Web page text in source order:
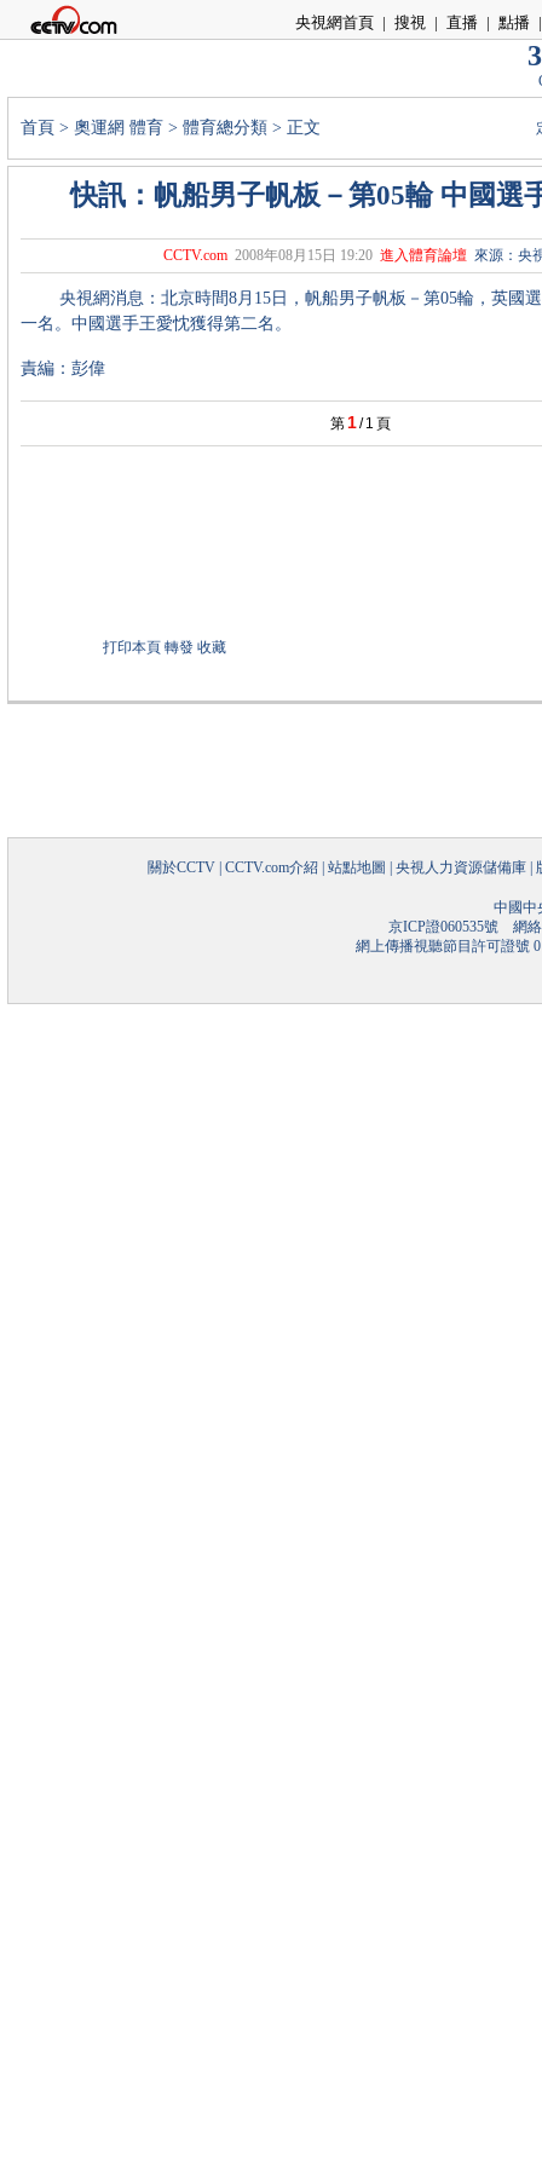
央視網首頁 | 搜視 | 直播 | 點播 |
首頁 > 奧運網 體育 > 體育總分類 > 正文
快訊：帆船男子帆板－第05輪 中國選
CCTV.com 2008年08月15日 19:20 進入體育論壇 來源：央
央視網消息：北京時間8月15日，帆船男子帆板－第05輪，英國選
一名。中國選手王愛忱獲得第二名。
責編：彭偉
第 1/ 1 頁
打印本頁 轉發 收藏
關於CCTV CCTV.com介紹 站點地圖 央視人力資源儲備庫
中國中
京ICP證060535號網絡
網上傳播視聽節目許可證號